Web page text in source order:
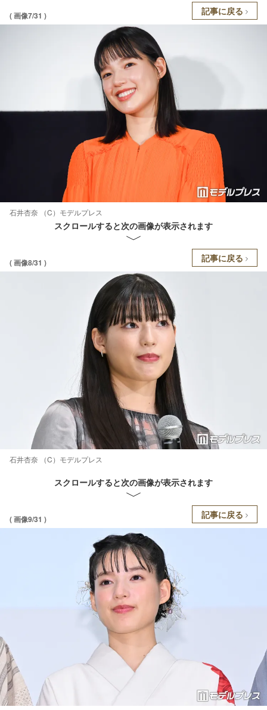
( 画像7/31 ) 記事に戻る
石井杏奈 （C）モデルプレス
スクロールすると次の画像が表示されます
( 画像8/31 ) 記事に戻る
石井杏奈 （C）モデルプレス
スクロールすると次の画像が表示されます
( 画像9/31 ) 記事に戻る